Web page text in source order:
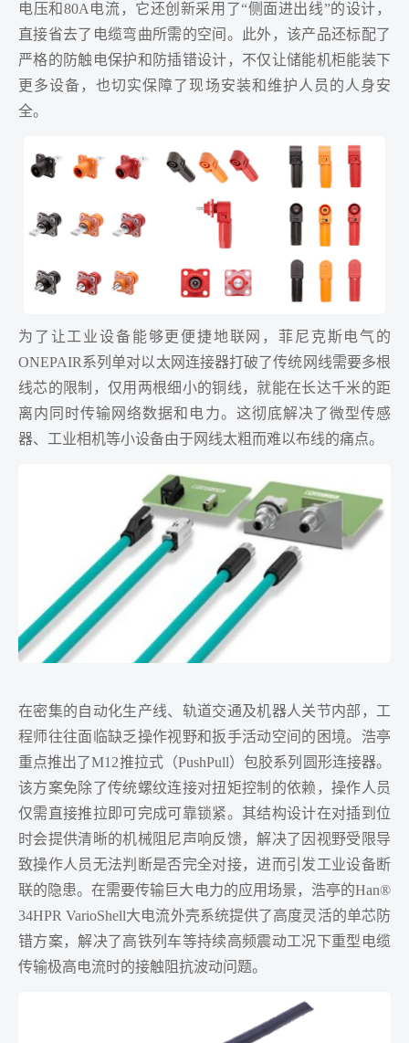
电压和80A电流，它还创新采用了“侧面进出线”的设计，
直接省去了电缆弯曲所需的空间。此外，该产品还标配了
严格的防触电保护和防插错设计，不仅让储能机柜能装下
更多设备，也切实保障了现场安装和维护人员的人身安
全。
为了让工业设备能够更便捷地联网，菲尼克斯电气的
ONEPAIR系列单对以太网连接器打破了传统网线需要多根
线芯的限制，仅用两根细小的铜线，就能在长达千米的距
离内同时传输网络数据和电力。这彻底解决了微型传感
器、工业相机等小设备由于网线太粗而难以布线的痛点。
在密集的自动化生产线、轨道交通及机器人关节内部，工
程师往往面临缺乏操作视野和扳手活动空间的困境。浩亭
重点推出了M12推拉式（PushPull）包胶系列圆形连接器。
该方案免除了传统螺纹连接对扭矩控制的依赖，操作人员
仅需直接推拉即可完成可靠锁紧。其结构设计在对插到位
时会提供清晰的机械阻尼声响反馈，解决了因视野受限导
致操作人员无法判断是否完全对接，进而引发工业设备断
联的隐患。在需要传输巨大电力的应用场景，浩亭的Han®
34HPR VarioShell大电流外壳系统提供了高度灵活的单芯防
错方案，解决了高铁列车等持续高频震动工况下重型电缆
传输极高电流时的接触阻抗波动问题。